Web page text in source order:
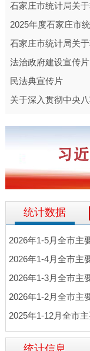
石家庄市统计局关
统计专业技术资格
2025年度石家庄市
石家庄市统计局关
统计专业技术资格考
法治政府建设宣传片
民法典宣传片
关于深入贯彻中央
统计数据
2026年1-5月全市主
2026年1-4月全市主
2026年1-3月全市主
2026年1-2月全市主
2025年1-12月全市
统计信息